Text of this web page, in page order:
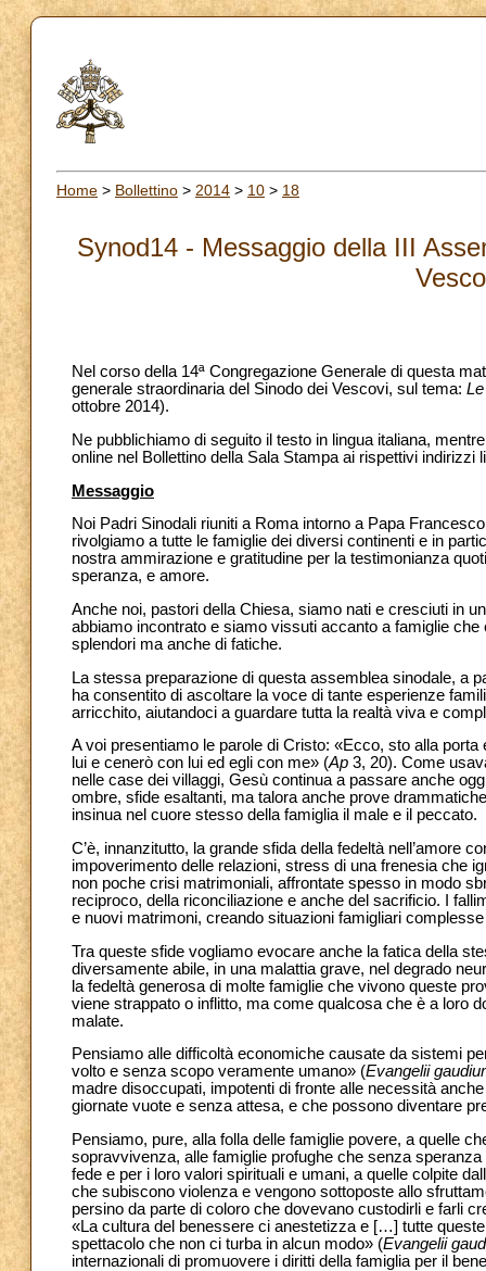
Home > Bollettino > 2014 > 10 > 18
Synod14 - Messaggio della III
Nel corso della 14ª Congregazione Generale di questa
generale straordinaria del Sinodo dei Vescovi, sul tema:
ottobre 2014).
Ne pubblichiamo di seguito il testo in lingua italiana,
online nel Bollettino della Sala Stampa ai rispettivi indirizzi
Messaggio
Noi Padri Sinodali riuniti a Roma intorno a Papa
rivolgiamo a tutte le famiglie dei diversi continenti e in
nostra ammirazione e gratitudine per la testimonianza
speranza, e amore.
Anche noi, pastori della Chiesa, siamo nati e cresciuti in
abbiamo incontrato e siamo vissuti accanto a famiglie
splendori ma anche di fatiche.
La stessa preparazione di questa assemblea sinodale, a
ha consentito di ascoltare la voce di tante esperienze
arricchito, aiutandoci a guardare tutta la realtà viva e
A voi presentiamo le parole di Cristo: «Ecco, sto alla
lui e cenerò con lui ed egli con me» (Ap 3, 20). Come
nelle case dei villaggi, Gesù continua a passare anche
ombre, sfide esaltanti, ma talora anche prove
insinua nel cuore stesso della famiglia il male e il peccato.
C’è, innanzitutto, la grande sfida della fedeltà nell’amore
impoverimento delle relazioni, stress di una frenesia che
non poche crisi matrimoniali, affrontate spesso in modo
reciproco, della riconciliazione e anche del sacrificio. I
e nuovi matrimoni, creando situazioni famigliari
Tra queste sfide vogliamo evocare anche la fatica della
diversamente abile, in una malattia grave, nel degrado
la fedeltà generosa di molte famiglie che vivono queste
viene strappato o inflitto, ma come qualcosa che è a loro
malate.
Pensiamo alle difficoltà economiche causate da sistemi
volto e senza scopo veramente umano» (Evangelii
madre disoccupati, impotenti di fronte alle necessità
giornate vuote e senza attesa, e che possono diventare
Pensiamo, pure, alla folla delle famiglie povere, a quelle
sopravvivenza, alle famiglie profughe che senza
fede e per i loro valori spirituali e umani, a quelle colpite
che subiscono violenza e vengono sottoposte allo
persino da parte di coloro che dovevano custodirli e farli
«La cultura del benessere ci anestetizza e […] tutte
spettacolo che non ci turba in alcun modo» (Evangelii
internazionali di promuovere i diritti della famiglia per il